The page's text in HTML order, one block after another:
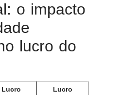
o impacto
lucro do
Lucro
Lucro